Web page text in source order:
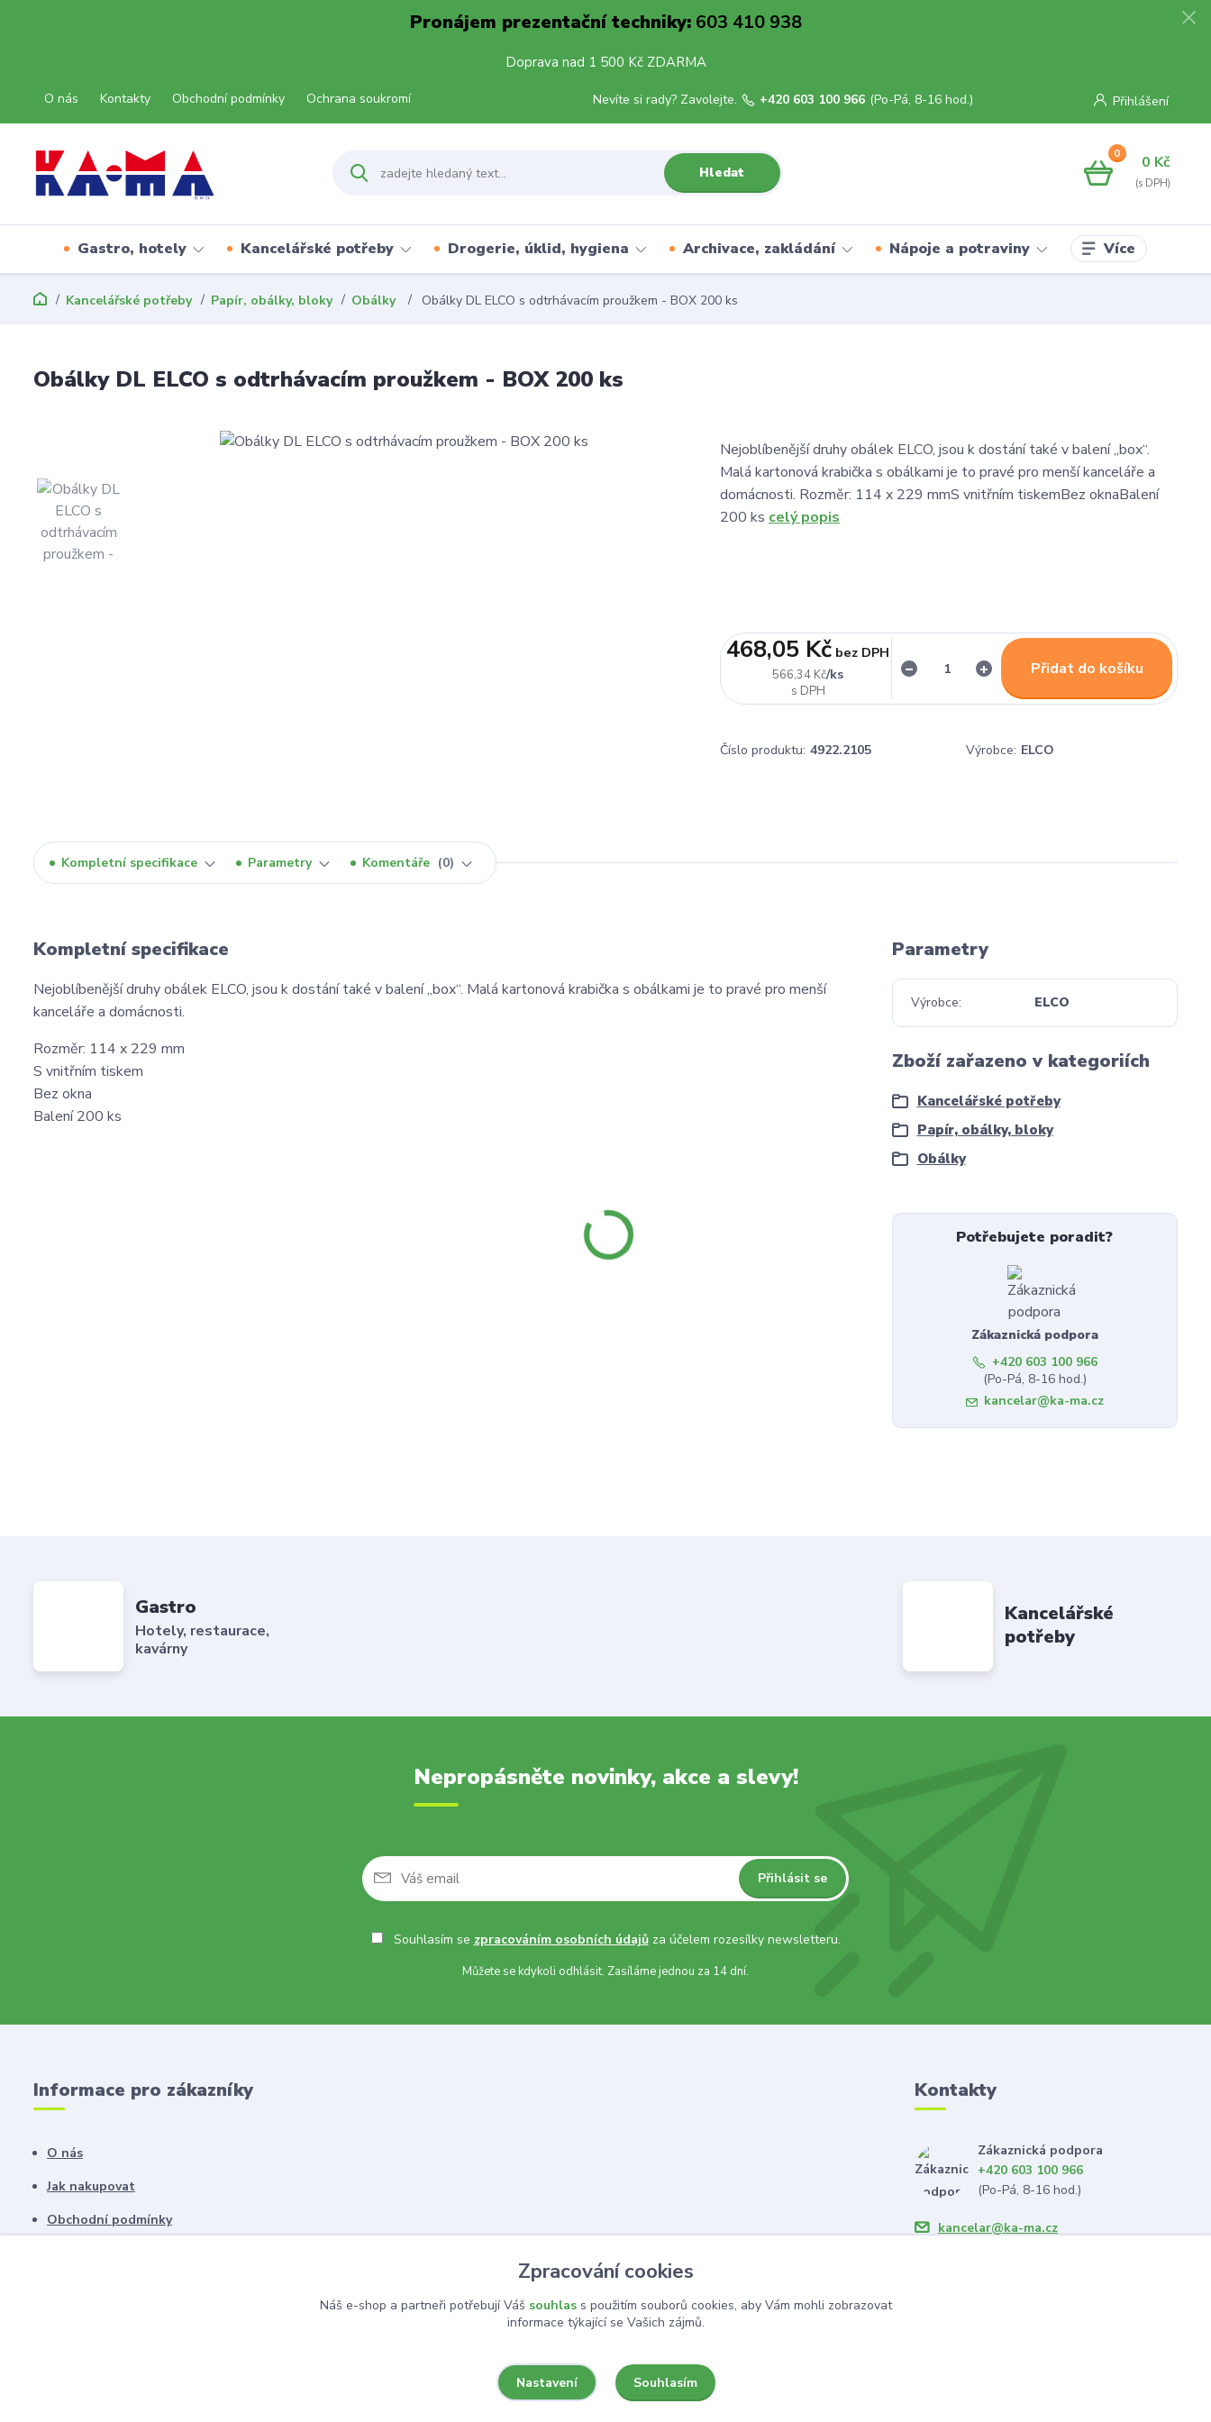
Pronájem prezentační techniky:603 410 938
Doprava nad 1 500 Kč ZDARMA
O nás Kontakty Obchodní podmínky Ochrana soukromí Přihlášení
Hledat
Nevíte si rady? Zavolejte. +420 603 100 966 (Po-Pá, 8-16 hod.)
0 0 Kč
Gastro, hotely Kancelářské potřeby Drogerie, úklid, hygiena Archivace, zakládání Nápoje a potraviny Více
Kancelářské potřeby Papír, obálky, bloky Obálky Obálky DL ELCO s odtrhávacím proužkem - BOX 200 ks
Obálky DL ELCO s odtrhávacím proužkem - BOX 200 ks
Nejoblíbenější druhy obálek ELCO, jsou k dostání také v balení „box“.
Malá kartonová krabička s obálkami je to pravé pro menší kanceláře a
domácnosti. Rozměr: 114 x 229 mmS vnitřním tiskemBez oknaBalení
200 ks celý popis
566,34 Kč/ks
468,05 Kč bez DPH
Přidat do košíku
Číslo produktu: 4922.2105 Výrobce: ELCO
Kompletní specifikace Parametry Komentáře 0
Kompletní specifikace
Nejoblíbenější druhy obálek ELCO, jsou k dostání také v balení „box“. Malá kartonová krabička s obálkami je to pravé pro menší
kanceláře a domácnosti.
Rozměr: 114 x 229 mm
S vnitřním tiskem
Bez okna
Balení 200 ks
Parametry
Výrobce ELCO
Zboží zařazeno v kategoriích
Kancelářské potřeby
Papír, obálky, bloky
Obálky
Potřebujete poradit?
Zákaznická podpora
+420 603 100 966
(Po-Pá, 8-16 hod.)
kancelar@ka-ma.cz
Gastro
Hotely, restaurace,
kavárny
Kancelářské
potřeby
Nepropásněte novinky, akce a slevy!
Přihlásit se
Souhlasím se zpracováním osobních údajůza účelem rozesílky newsletteru.
Můžete se kdykoli odhlásit. Zasíláme jednou za 14 dní.
Informace pro zákazníky
O nás
Jak nakupovat
Obchodní podmínky
Kontakty
Zákaznická podpora
+420 603 100 966
(Po-Pá, 8-16 hod.)
kancelar@ka-ma.cz
Zpracování cookies
Náš e-shop a partneři potřebují Váš souhlass použitím souborů cookies, aby Vám mohli zobrazovat
informace týkající se Vašich zájmů.
Nastavení Souhlasím